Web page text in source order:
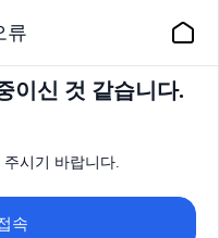
류
이신 것 같습니다.
시기 바랍니다.
속